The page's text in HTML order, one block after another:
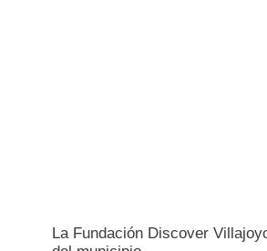
La Fundación Discover